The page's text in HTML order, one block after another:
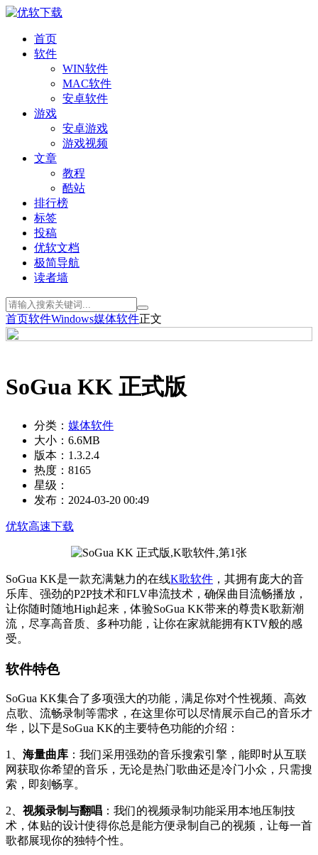
首页
软件
WIN软件
MAC软件
安卓软件
游戏
安卓游戏
游戏视频
文章
教程
酷站
排行榜
标签
投稿
优软文档
极简导航
读者墙
首页软件Windows媒体软件正文
SoGua KK 正式版
分类： 媒体软件
大小： 6.6MB
版本： 1.3.2.4
热度： 8165
星级：
发布： 2024-03-20 00:49
优软高速下载
SoGua KK是一款充满魅力的在线K歌软件 ，其拥有庞大的音
乐库、强劲的P2P技术和FLV串流技术，确保曲目流畅播放，
让你随时随地High起来，体验SoGua KK带来的尊贵K歌新潮
流，尽享高音质、多种功能，让你在家就能拥有KTV般的感
受。
软件特色
SoGua KK集合了多项强大的功能，满足你对个性视频、高效
点歌、流畅录制等需求，在这里你可以尽情展示自己的音乐才
华，以下是SoGua KK的主要特色功能的介绍：
1、 海量曲库 ：我们采用强劲的音乐搜索引擎，能即时从互联
网获取你希望的音乐，无论是热门歌曲还是冷门小众，只需搜
索，即刻畅享。
2、 视频录制与翻唱 ：我们的视频录制功能采用本地压制技
术，体贴的设计使得你总是能方便录制自己的视频，让每一首
歌都展现你的独特个性。